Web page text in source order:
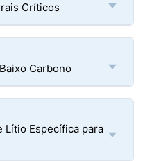
Críticos
Carbono
Lítio Específica para